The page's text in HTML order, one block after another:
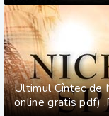
Ultimul Cîntec de
online gratis pdf)